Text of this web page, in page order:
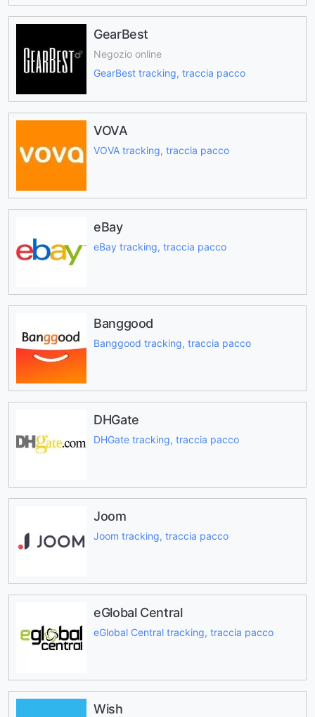
GearBest
Negozio online
GearBest tracking, traccia pacco
VOVA
VOVA tracking, traccia pacco
eBay
eBay tracking, traccia pacco
Banggood
Banggood tracking, traccia pacco
DHGate
DHGate tracking, traccia pacco
Joom
Joom tracking, traccia pacco
eGlobal Central
eGlobal Central tracking, traccia pacco
Wish